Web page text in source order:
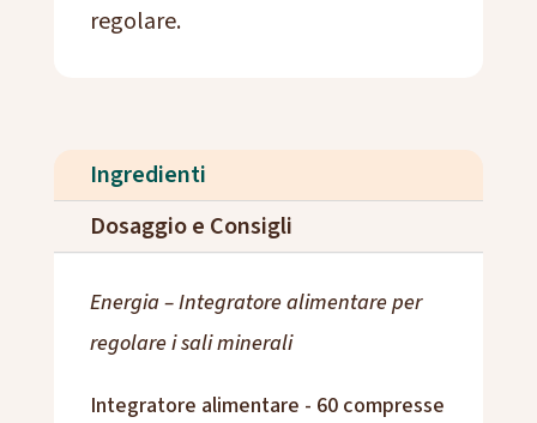
regolare.
Ingredienti
Dosaggio e Consigli
Energia – Integratore alimentare per
regolare i sali minerali
Integratore alimentare - 60 compresse